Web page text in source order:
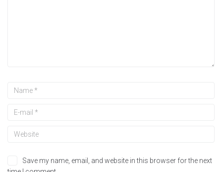
Save my name, email, and website in this browser for the next